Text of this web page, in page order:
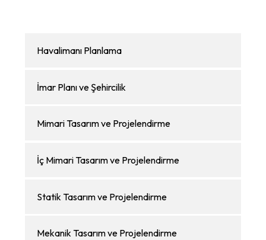
Havalimanı Planlama
İmar Planı ve Şehircilik
Mimari Tasarım ve Projelendirme
İç Mimari Tasarım ve Projelendirme
Statik Tasarım ve Projelendirme
Mekanik Tasarım ve Projelendirme